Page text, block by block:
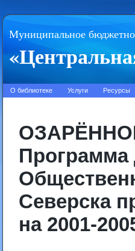
Муниципальное
О библиотеке Услуги Ресурсы
Программа
Северска
на 2001-